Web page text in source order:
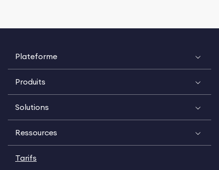
Plateforme
Produits
Solutions
Ressources
Tarifs